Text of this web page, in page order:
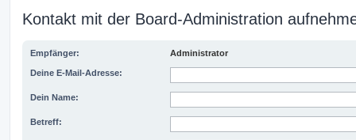
Kontakt mit der Board-Administration
Empfänger: Administrator
Deine E-Mail-Adresse:
Dein Name:
Betreff: